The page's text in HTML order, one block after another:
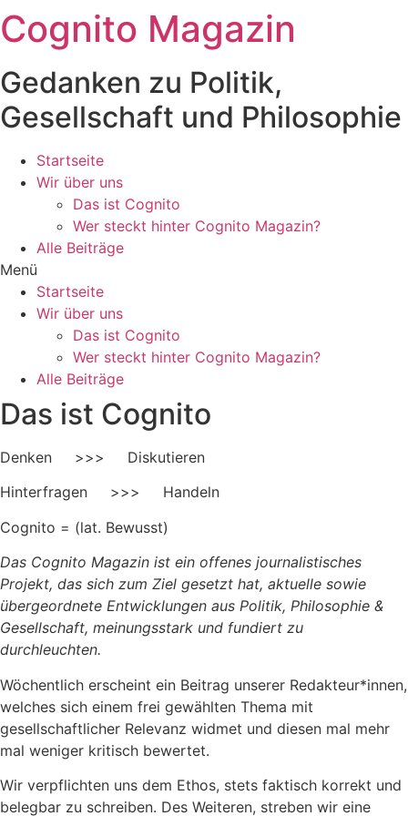
Zum
Inhalt
Cognito Magazin
Gedanken zu Politik,
Gesellschaft und Philosophie
Startseite
Wir über uns
Das ist Cognito
Wer steckt hinter Cognito Magazin?
Alle Beiträge
Menü
Startseite
Wir über uns
Das ist Cognito
Wer steckt hinter Cognito Magazin?
Alle Beiträge
Das ist Cognito
Denken >>> Diskutieren
Hinterfragen >>> Handeln
Cognito = (lat. Bewusst)
Das Cognito Magazin ist ein offenes journalistisches
Projekt, das sich zum Ziel gesetzt hat, aktuelle sowie
übergeordnete Entwicklungen aus Politik, Philosophie &
Gesellschaft, meinungsstark und fundiert zu
durchleuchten.
Wöchentlich erscheint ein Beitrag unserer Redakteur*innen,
welches sich einem frei gewählten Thema mit
gesellschaftlicher Relevanz widmet und diesen mal mehr
mal weniger kritisch bewertet.
Wir verpflichten uns dem Ethos, stets faktisch korrekt und
belegbar zu schreiben. Des Weiteren, streben wir eine